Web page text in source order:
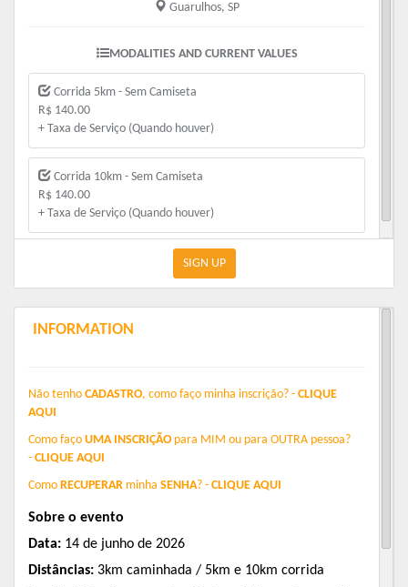
Guarulhos, SP
MODALITIES AND CURRENT VALUES
Corrida 5km - Sem Camiseta
R$ 140.00
+ Taxa de Serviço (Quando houver)
Corrida 10km - Sem Camiseta
R$ 140.00
+ Taxa de Serviço (Quando houver)
SIGN UP
INFORMATION
Não tenho CADASTRO, como faço minha inscrição? - CLIQUE
AQUI
Como faço UMA INSCRIÇÃO para MIM ou para OUTRA pessoa?
- CLIQUE AQUI
Como RECUPERAR minha SENHA? - CLIQUE AQUI
Sobre o evento
Data: 14 de junho de 2026
Distâncias: 3km caminhada / 5km e 10km corrida